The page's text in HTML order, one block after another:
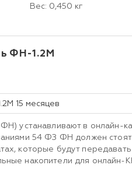
Вес: 0,450 кг
ФН-1.2М
15 месяцев
устанавливают в онлайн-
54 ФЗ ФН должен
которые будут
накопители для онлайн-